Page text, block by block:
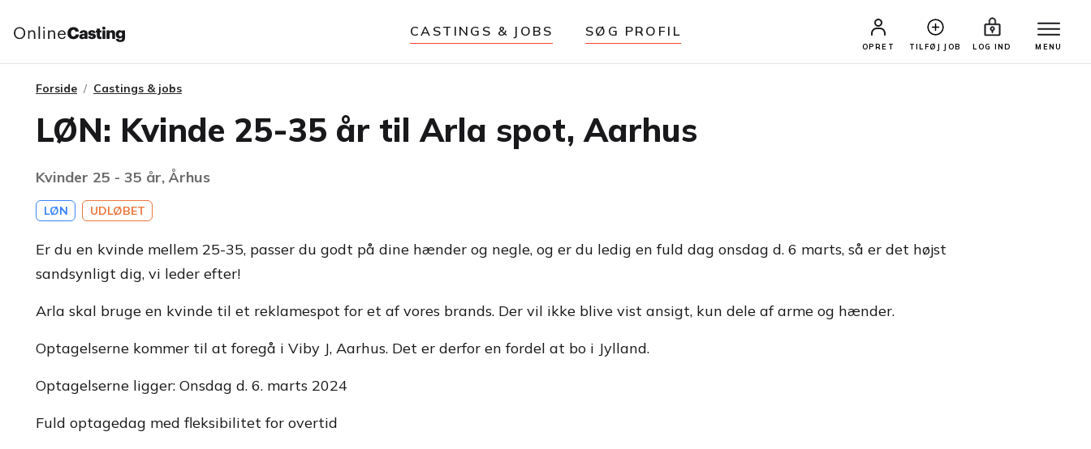
CASTINGS & JOBS SØG PROFIL
OPRET TILFØJ JOB LOG IND MENU
Forside Castings & jobs
LØN: Kvinde 25-35 år til Arla spot, Aarhus
Kvinder 25 - 35 år, Århus
LØN UDLØBET
Er du en kvinde mellem 25-35, passer du godt på dine hænder og negle, og er du ledig en fuld dag onsdag d. 6 marts, så er det højst
sandsynligt dig, vi leder efter!
Arla skal bruge en kvinde til et reklamespot for et af vores brands. Der vil ikke blive vist ansigt, kun dele af arme og hænder.
Optagelserne kommer til at foregå i Viby J, Aarhus. Det er derfor en fordel at bo i Jylland.
Optagelserne ligger: Onsdag d. 6. marts 2024
Fuld optagedag med fleksibilitet for overtid